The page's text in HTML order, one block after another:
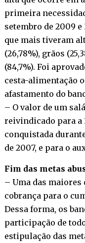
primeira
setembro de 2009 e
que mais tiveram
(26,78%), grãos
(84,7%). Foi
cesta-alimentação
afastamento do
– O valor de um
reivindicado para a
conquistada
de 2007, e para o
Fim das metas
– Uma das maiores
cobrança para o
Dessa forma, os
participação de
estipulação das